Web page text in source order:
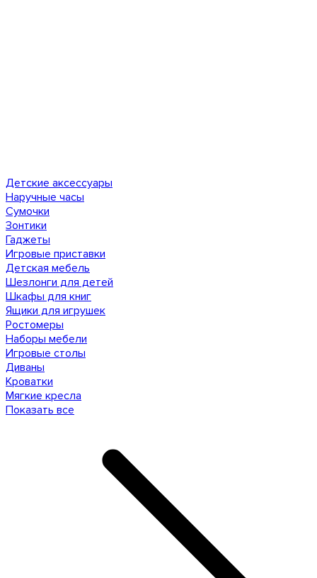
Детские аксессуары
Наручные часы
Сумочки
Зонтики
Гаджеты
Игровые приставки
Детская мебель
Шезлонги для детей
Шкафы для книг
Ящики для игрушек
Ростомеры
Наборы мебели
Игровые столы
Диваны
Кроватки
Мягкие кресла
Показать все